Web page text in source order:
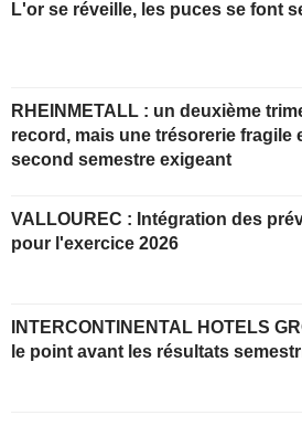
L'or se réveille, les puces se font
RHEINMETALL : un deuxième trimestre
record, mais une trésorerie fragile
second semestre exigeant
VALLOUREC : Intégration des prévisions
pour l'exercice 2026
INTERCONTINENTAL HOTELS
le point avant les résultats